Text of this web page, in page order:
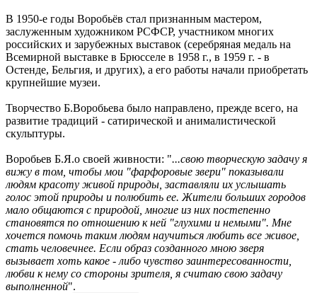
В 1950-е годы Воробьёв стал признанным мастером,
заслуженным художником РСФСР, участником многих
российских и зарубежных выставок (серебряная медаль на
Всемирной выставке в Брюсселе в 1958 г., в 1959 г. - в
Остенде, Бельгия, и других), а его работы начали приобретать
крупнейшие музеи.
Творчество Б.Воробьева было направлено, прежде всего, на
развитие традиций - сатирической и анималистической
скульптуры.
Воробьев Б.Я.о своей живности: "...свою творческую задачу я
вижу в том, чтобы мои "фарфоровые звери" показывали
людям красоту живой природы, заставляли их услышать
голос этой природы и полюбить ее. Жители больших городов
мало общаются с природой, многие из них постепенно
становятся по отношению к ней "глухими и немыми". Мне
хочется помочь таким людям научиться любить все живое,
стать человечнее. Если образ созданного мною зверя
вызывает хоть какое - либо чувство заинтересованности,
любви к нему со стороны зрителя, я считаю свою задачу
выполненной".